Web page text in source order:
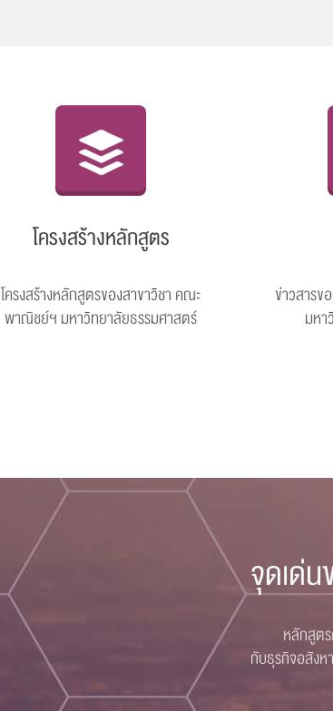
โครงสร้างหลักสูตร
โครงสร้างหลักสูตรของสาขาวิชา คณะ
พาณิชย์ฯ มหาวิทยาลัยธรรมศาสตร์
ข่าวสาร
มห
จุดเด่
หลักสูตรด้า
กับธุรกิจอสังห